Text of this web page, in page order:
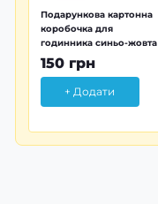
Подарункова картонна
коробочка для
годинника синьо-жовта
150 грн
+ Додати